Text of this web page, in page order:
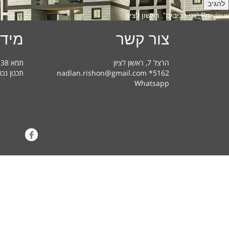
Previous
Previous
“גני רביבים”, ראשון לציון
תמא 38 בראשון לציון – מדריך למשתמש
תכנון
צור קשר
הרצל 7, ראשון לציון
nadlan.rishon@gmail.com *5162
Whatsapp